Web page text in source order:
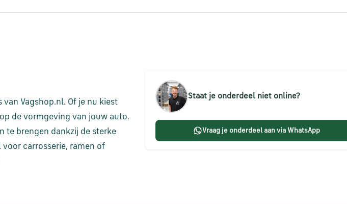
Vagshop.nl. Of je nu kiest
de vormgeving van jouw auto.
te brengen dankzij de sterke
carrosserie, ramen of
Staat je onderdeel niet online?
Vraag je onderdeel aan via WhatsApp